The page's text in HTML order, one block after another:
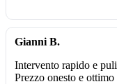
Gianni B.
Intervento rapido e
Prezzo onesto e